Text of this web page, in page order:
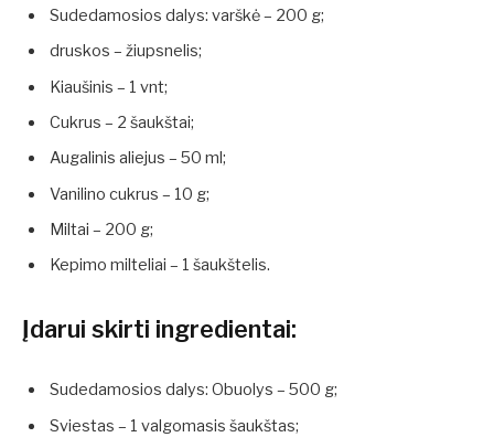
Sudedamosios dalys: varškė – 200 g;
druskos – žiupsnelis;
Kiaušinis – 1 vnt;
Cukrus – 2 šaukštai;
Augalinis aliejus – 50 ml;
Vanilino cukrus – 10 g;
Miltai – 200 g;
Kepimo milteliai – 1 šaukštelis.
Įdarui skirti ingredientai:
Sudedamosios dalys: Obuolys – 500 g;
Sviestas – 1 valgomasis šaukštas;